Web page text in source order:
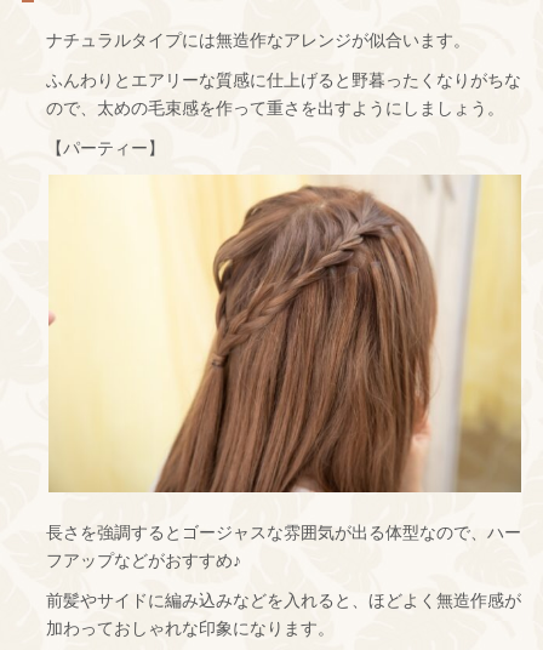
ナチュラルタイプには無造作なアレンジが似合います。
ふんわりとエアリーな質感に仕上げると野暮ったくなりがちな
ので、太めの毛束感を作って重さを出すようにしましょう。
【パーティー】
長さを強調するとゴージャスな雰囲気が出る体型なので、ハー
フアップなどがおすすめ♪
前髪やサイドに編み込みなどを入れると、ほどよく無造作感が
加わっておしゃれな印象になります。